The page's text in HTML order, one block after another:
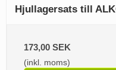
Hjullagersats till
173,00 SEK
(inkl. moms)